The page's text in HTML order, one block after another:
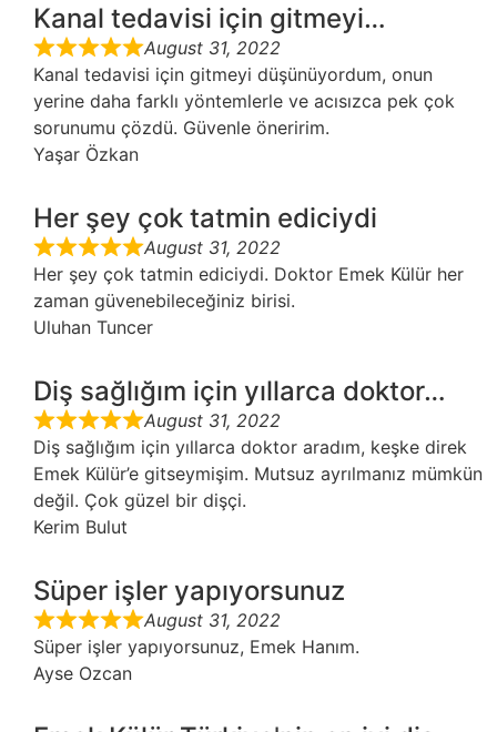
Kanal tedavisi için gitmeyi…
August 31, 2022
Kanal tedavisi için gitmeyi düşünüyordum, onun
yerine daha farklı yöntemlerle ve acısızca pek çok
sorunumu çözdü. Güvenle öneririm.
Yaşar Özkan
Her şey çok tatmin ediciydi
August 31, 2022
Her şey çok tatmin ediciydi. Doktor Emek Külür her
zaman güvenebileceğiniz birisi.
Uluhan Tuncer
Diş sağlığım için yıllarca doktor…
August 31, 2022
Diş sağlığım için yıllarca doktor aradım, keşke direk
Emek Külür’e gitseymişim. Mutsuz ayrılmanız mümkün
değil. Çok güzel bir dişçi.
Kerim Bulut
Süper işler yapıyorsunuz
August 31, 2022
Süper işler yapıyorsunuz, Emek Hanım.
Ayse Ozcan